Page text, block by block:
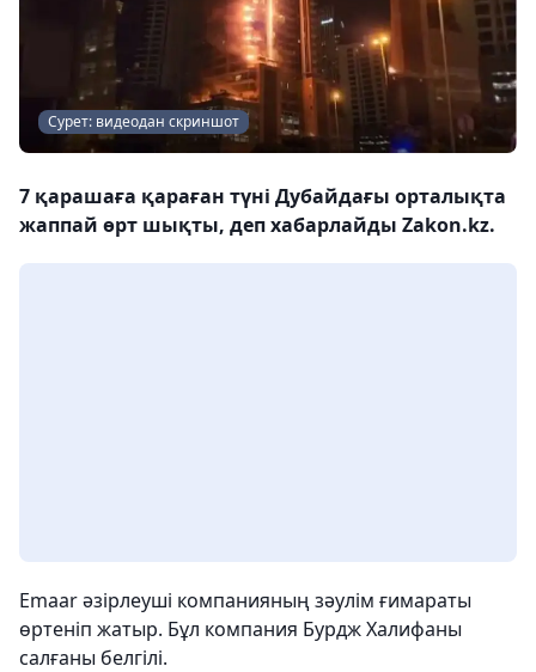
Сурет: видеодан скриншот
7 қарашаға қараған түні Дубайдағы орталықта
жаппай өрт шықты, деп хабарлайды Zakon.kz.
Emaar әзірлеуші ​​компанияның зәулім ғимараты
өртеніп жатыр. Бұл компания Бурдж Халифаны
салғаны белгілі.